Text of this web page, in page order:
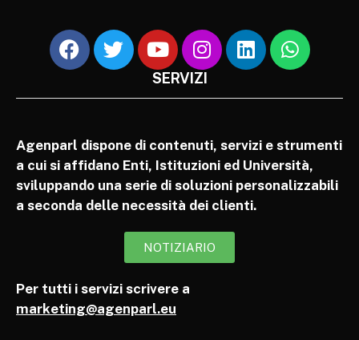
SERVIZI
Agenparl dispone di contenuti, servizi e strumenti
a cui si affidano Enti, Istituzioni ed Università,
sviluppando una serie di soluzioni personalizzabili
a seconda delle necessità dei clienti.
NOTIZIARIO
Per tutti i servizi scrivere a
marketing@agenparl.eu